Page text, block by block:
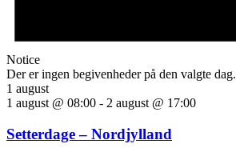
Notice
Der er ingen begivenheder på den valgte dag.
1 august
1 august @ 08:00 - 2 august @ 17:00
Setterdage – Nordjylland